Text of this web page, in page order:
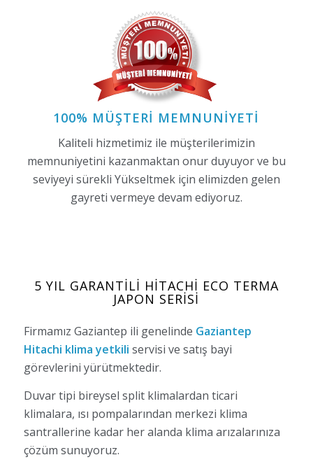
100% MÜŞTERI MEMNUNIYETI
Kaliteli hizmetimiz ile müşterilerimizin
memnuniyetini kazanmaktan onur duyuyor ve bu
seviyeyi sürekli Yükseltmek için elimizden gelen
gayreti vermeye devam ediyoruz.
5 YIL GARANTILI HITACHI ECO TERMA
JAPON SERISI
Firmamız Gaziantep ili genelinde Gaziantep
Hitachi klima yetkili servisi ve satış bayi
görevlerini yürütmektedir.
Duvar tipi bireysel split klimalardan ticari
klimalara, ısı pompalarından merkezi klima
santrallerine kadar her alanda klima arızalarınıza
çözüm sunuyoruz.